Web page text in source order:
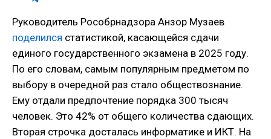
Руководитель Рособрнадзора Анзор Музаев
поделился статистикой, касающейся сдачи
единого государственного экзамена в 2025 году.
По его словам, самым популярным предметом по
выбору в очередной раз стало обществознание.
Ему отдали предпочтение порядка 300 тысяч
человек. Это 42% от общего количества сдающих.
Вторая строчка досталась информатике и ИКТ. На